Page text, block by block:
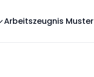
Arbeitszeugnis Muster